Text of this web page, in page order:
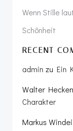
Wenn Stille
Schönheit
RECENT
admin zu Ein
Walter
Charakter
Markus